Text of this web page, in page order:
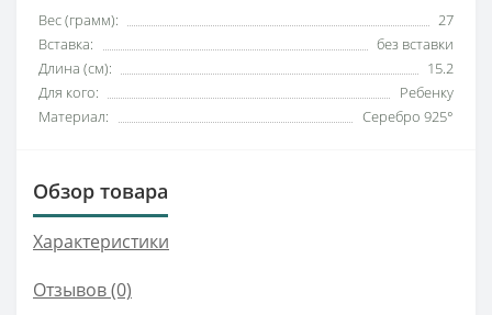
Вес (грамм):
27
Вставка:
без вставки
Длина (см):
15.2
Для кого:
Ребенку
Материал:
Серебро 925°
Обзор товара
Характеристики
Отзывов (0)